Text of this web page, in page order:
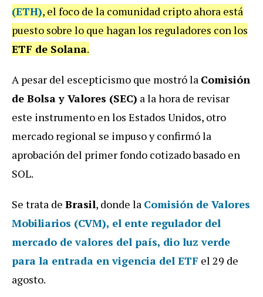
(ETH), el foco de la comunidad cripto ahora está
puesto sobre lo que hagan los reguladores con los
ETF de Solana.
A pesar del escepticismo que mostró la Comisión
de Bolsa y Valores (SEC) a la hora de revisar
este instrumento en los Estados Unidos, otro
mercado regional se impuso y confirmó la
aprobación del primer fondo cotizado basado en
SOL.
Se trata de Brasil, donde la Comisión de Valores
Mobiliarios (CVM), el ente regulador del
mercado de valores del país, dio luz verde
para la entrada en vigencia del ETF el 29 de
agosto.